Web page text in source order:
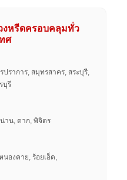
งหรีดครอบคลุมทั่ว
ศ
ราการ, สมุทรสาคร, สระบุรี,
บุรี
น่าน, ตาก, พิจิตร
องคาย, ร้อยเอ็ด,